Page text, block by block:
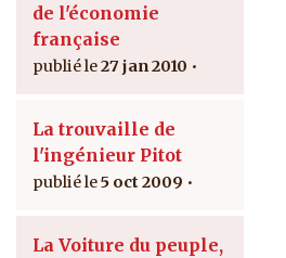
de l'économie
française
27 jan 2010
La trouvaille de
l'ingénieur Pitot
5 oct 2009
La Voiture du peuple,